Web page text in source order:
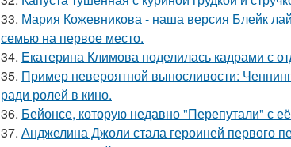
33. Мария Кожевникова - наша версия Блейк
семью на первое место.
34. Екатерина Климова поделилась кадрами с
35. Пример невероятной выносливости:
ради ролей в кино.
36. Бейонсе, которую недавно "Перепутали" с
37. Анджелина Джоли стала героиней первого